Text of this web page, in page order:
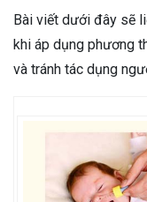
Bài viết dưới đây sẽ
khi áp dụng phương
và tránh tác dụng